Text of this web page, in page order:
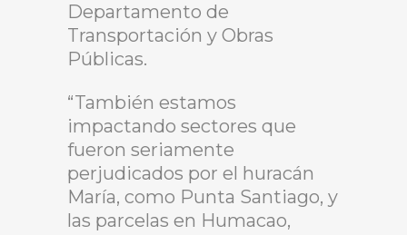
Departamento de
Transportación y Obras
Públicas.
“También estamos
impactando sectores que
fueron seriamente
perjudicados por el huracán
María, como Punta Santiago, y
las parcelas en Humacao,